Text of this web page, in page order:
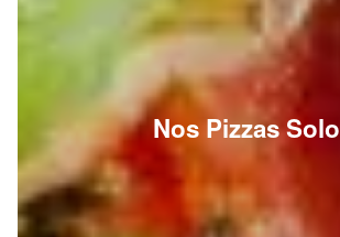
Nos Pizzas Solo